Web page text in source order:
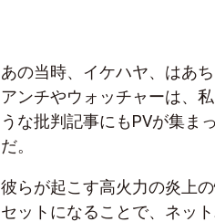
あの当時、イケハヤ、はあ
アンチやウォッチャーは、
うな批判記事にもPVが集ま
だ。
彼らが起こす高火力の炎上
セットになることで、ネッ